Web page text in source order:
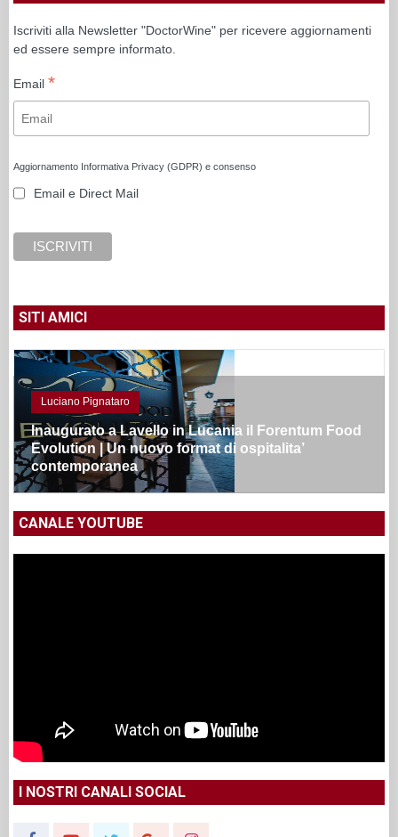
Iscriviti alla Newsletter "DoctorWine" per ricevere aggiornamenti
ed essere sempre informato.
Email *
Aggiornamento Informativa Privacy (GDPR) e consenso
Email e Direct Mail
SITI AMICI
Luciano Pignataro
Inaugurato a Lavello in Lucania il Forentum Food
Evolution | Un nuovo format di ospitalita’
contemporanea
CANALE YOUTUBE
I NOSTRI CANALI SOCIAL